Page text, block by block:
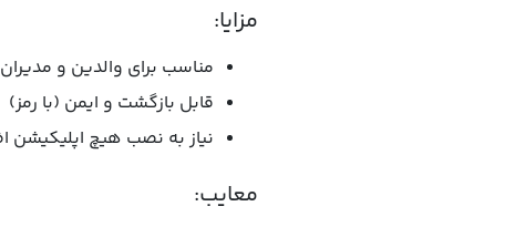
مزایا:
مناسب برای والدین و
قابل بازگشت و ایمن (با رمز)
نیاز به نصب هیچ اپلیکیشن
معایب: